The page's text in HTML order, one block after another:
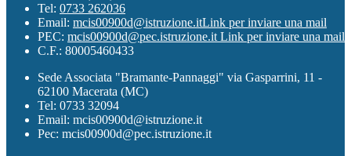
Tel: 0733 262036
Email: mcis00900d@istruzione.itLink per inviare una mail
PEC: mcis00900d@pec.istruzione.it Link per inviare una mail
C.F.: 80005460433
Sede Associata "Bramante-Pannaggi" via Gasparrini, 11 -
62100 Macerata (MC)
Tel: 0733 32094
Email: mcis00900d@istruzione.it
Pec: mcis00900d@pec.istruzione.it